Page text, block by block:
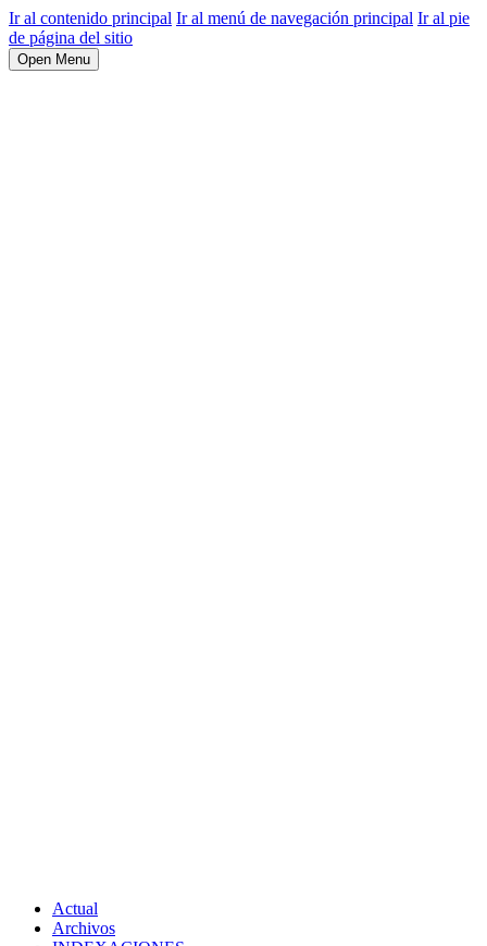
Ir al contenido principal Ir al menú de navegación principal Ir al pie
de página del sitio
Open Menu
Actual
Archivos